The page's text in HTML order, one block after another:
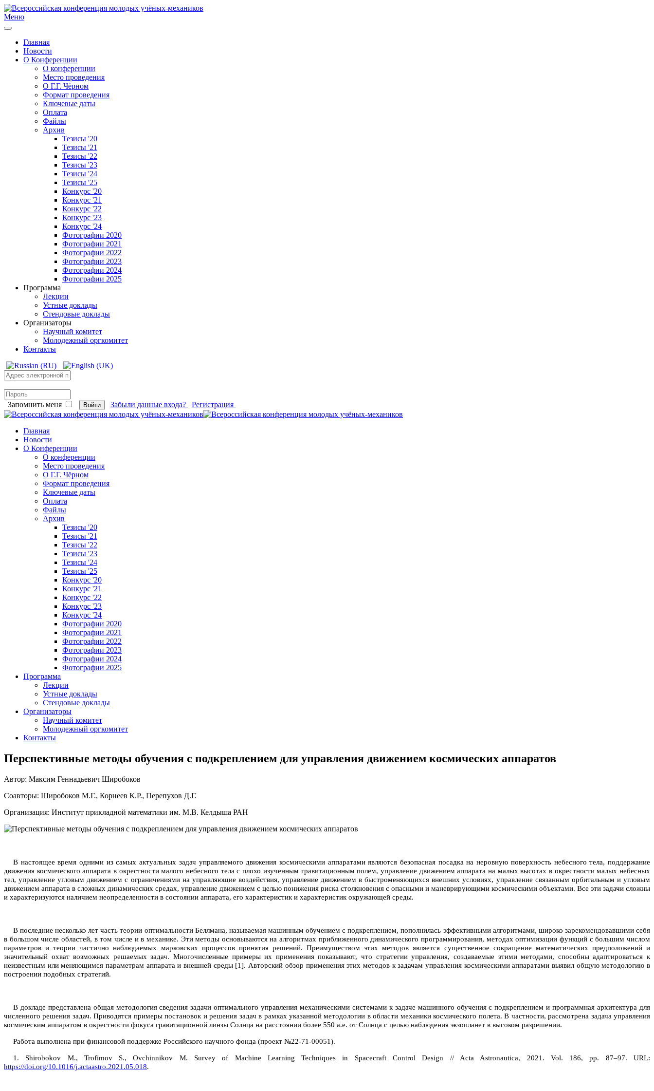
Меню
Главная
Новости
О Конференции
О конференции
Место проведения
О Г.Г. Чёрном
Формат проведения
Ключевые даты
Оплата
Файлы
Архив
Тезисы '20
Тезисы '21
Тезисы '22
Тезисы '23
Тезисы '24
Тезисы '25
Конкурс '20
Конкурс '21
Конкурс '22
Конкурс '23
Конкурс '24
Фотографии 2020
Фотографии 2021
Фотографии 2022
Фотографии 2023
Фотографии 2024
Фотографии 2025
Программа
Лекции
Устные доклады
Стендовые доклады
Организаторы
Научный комитет
Молодежный оргкомитет
Контакты
Запомнить меня Войти Забыли данные входа? Регистрация
Главная
Новости
О Конференции
О конференции
Место проведения
О Г.Г. Чёрном
Формат проведения
Ключевые даты
Оплата
Файлы
Архив
Тезисы '20
Тезисы '21
Тезисы '22
Тезисы '23
Тезисы '24
Тезисы '25
Конкурс '20
Конкурс '21
Конкурс '22
Конкурс '23
Конкурс '24
Фотографии 2020
Фотографии 2021
Фотографии 2022
Фотографии 2023
Фотографии 2024
Фотографии 2025
Программа
Лекции
Устные доклады
Стендовые доклады
Организаторы
Научный комитет
Молодежный оргкомитет
Контакты
Перспективные методы обучения с подкреплением для управления движением космических аппаратов
Автор: Максим Геннадьевич Широбоков
Соавторы: Широбоков М.Г., Корнеев К.Р., Перепухов Д.Г.
Организация: Институт прикладной математики им. М.В. Келдыша РАН
В настоящее время одними из самых актуальных задач управляемого движения космическими аппаратами являются безопасная посадка на неровную поверхность небесного тела, поддержание
движения космического аппарата в окрестности малого небесного тела с плохо изученным гравитационным полем, управление движением аппарата на малых высотах в окрестности малых небесных
тел, управление угловым движением с ограничениями на управляющие воздействия, управление движением в быстроменяющихся внешних условиях, управление связанным орбитальным и угловым
движением аппарата в сложных динамических средах, управление движением с целью понижения риска столкновения с опасными и маневрирующими космическими объектами. Все эти задачи сложны
и характеризуются наличием неопределенности в состоянии аппарата, его характеристик и характеристик окружающей среды.
В последние несколько лет часть теории оптимальности Беллмана, называемая машинным обучением с подкреплением, пополнилась эффективными алгоритмами, широко зарекомендовавшими себя
в большом числе областей, в том числе и в механике. Эти методы основываются на алгоритмах приближенного динамического программирования, методах оптимизации функций с большим числом
параметров и теории частично наблюдаемых марковских процессов принятия решений. Преимуществом этих методов является существенное сокращение математических предположений и
значительный охват возможных решаемых задач. Многочисленные примеры их применения показывают, что стратегии управления, создаваемые этими методами, способны адаптироваться к
неизвестным или меняющимся параметрам аппарата и внешней среды [1]. Авторский обзор применения этих методов к задачам управления космическими аппаратами выявил общую методологию в
построении подобных стратегий.
В докладе представлена общая методология сведения задачи оптимального управления механическими системами к задаче машинного обучения с подкреплением и программная архитектура для
численного решения задач. Приводятся примеры постановок и решения задач в рамках указанной методологии в области механики космического полета. В частности, рассмотрена задача управления
космическим аппаратом в окрестности фокуса гравитационной линзы Солнца на расстоянии более 550 а.е. от Солнца с целью наблюдения экзопланет в высоком разрешении.
Работа выполнена при финансовой поддержке Российского научного фонда (проект №22-71-00051).
1. Shirobokov M., Trofimov S., Ovchinnikov M. Survey of Machine Learning Techniques in Spacecraft Control Design // Acta Astronautica, 2021. Vol. 186, pp. 87–97. URL:
https://doi.org/10.1016/j.actaastro.2021.05.018.